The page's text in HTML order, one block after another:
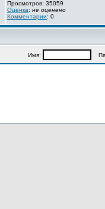
Просмотров: 35059
Оценка: не оценено
Комментарии: 0
Имя: